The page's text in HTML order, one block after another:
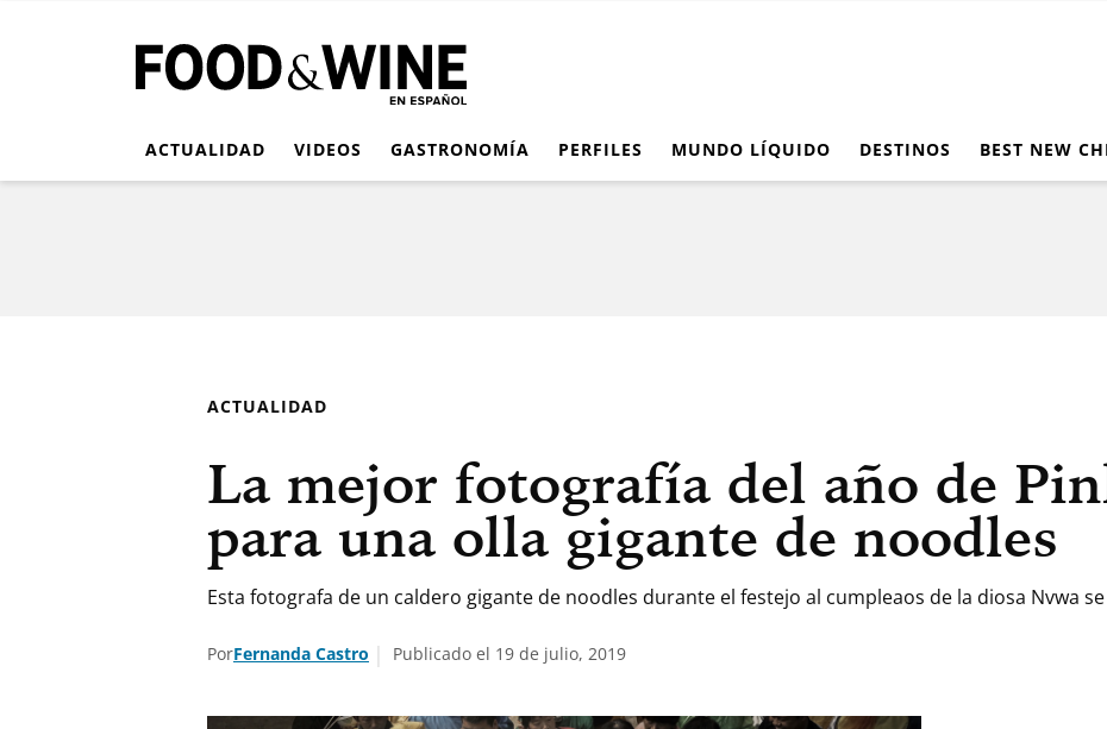
ACTUALIDAD VIDEOS GASTRONOMÍA PERFILES MUNDO LÍQUIDO DESTINOS BEST NEW
ACTUALIDAD
La mejor fotografía del año de
para una olla gigante de noodles
Esta fotografa de un caldero gigante de noodles durante el festejo al cumpleaos de la diosa Nvwa
PorFernanda Castro Publicado el 19 de julio, 2019